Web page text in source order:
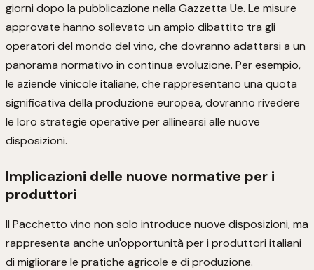
giorni dopo la pubblicazione nella Gazzetta Ue. Le misure
approvate hanno sollevato un ampio dibattito tra gli
operatori del mondo del vino, che dovranno adattarsi a un
panorama normativo in continua evoluzione. Per esempio,
le aziende vinicole italiane, che rappresentano una quota
significativa della produzione europea, dovranno rivedere
le loro strategie operative per allinearsi alle nuove
disposizioni.
Implicazioni delle nuove normative per i
produttori
Il Pacchetto vino non solo introduce nuove disposizioni, ma
rappresenta anche un'opportunità per i produttori italiani
di migliorare le pratiche agricole e di produzione.